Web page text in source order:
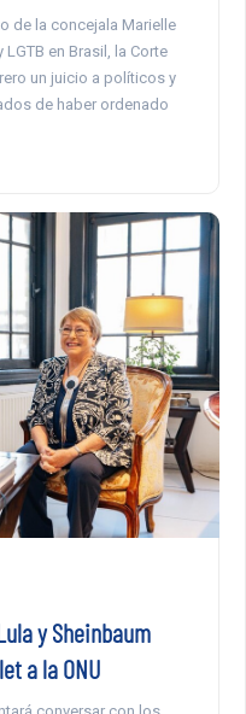
de la concejala Marielle
en Brasil, la Corte
un juicio a políticos y
de haber ordenado
y Sheinbaum
a la ONU